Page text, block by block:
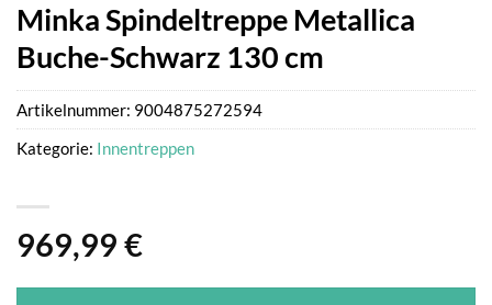
Minka Spindeltreppe Metallica
Buche-Schwarz 130 cm
969,99 €
Artikelnummer: 9004875272594
Kategorie: Innentreppen